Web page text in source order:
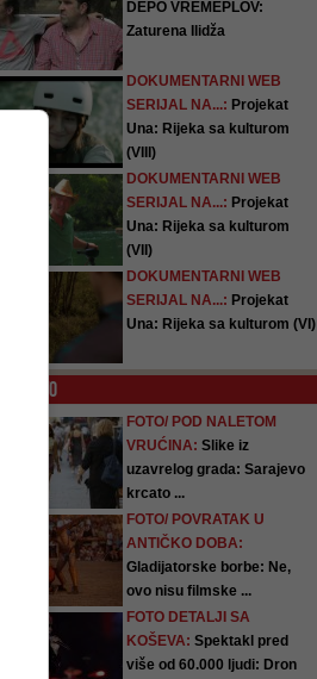
DEPO VREMEPLOV:
Zaturena Ilidža
DOKUMENTARNI WEB
SERIJAL NA...: Projekat
Una: Rijeka sa kulturom
(VIII)
DOKUMENTARNI WEB
SERIJAL NA...: Projekat
Una: Rijeka sa kulturom
(VII)
DOKUMENTARNI WEB
SERIJAL NA...: Projekat
Una: Rijeka sa kulturom (VI)
FOTO
FOTO/ POD NALETOM
VRUĆINA: Slike iz
uzavrelog grada: Sarajevo
krcato ...
FOTO/ POVRATAK U
ANTIČKO DOBA:
Gladijatorske borbe: Ne,
ovo nisu filmske ...
FOTO DETALJI SA
KOŠEVA: Spektakl pred
više od 60.000 ljudi: Dron